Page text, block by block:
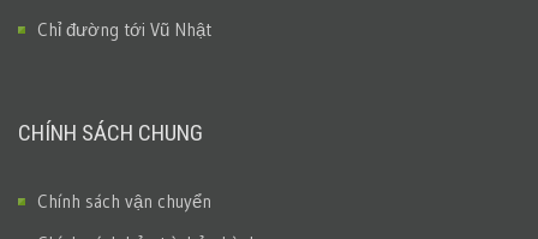
Chỉ đường tới Vũ Nhật
CHÍNH SÁCH CHUNG
Chính sách vận chuyển